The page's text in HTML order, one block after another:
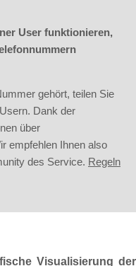
User funktionieren,
gehört, teilen Sie
Dank der
über
empfehlen Ihnen also
des Service. Regeln
Visualisierung der